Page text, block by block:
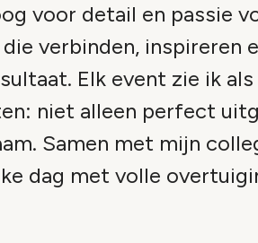
voor detail en passie
verbinden, inspireren
Elk event zie ik
niet alleen perfect
Samen met mijn
dag met volle